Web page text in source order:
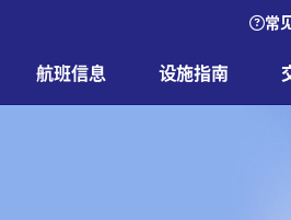
常
航班信息 设施指南